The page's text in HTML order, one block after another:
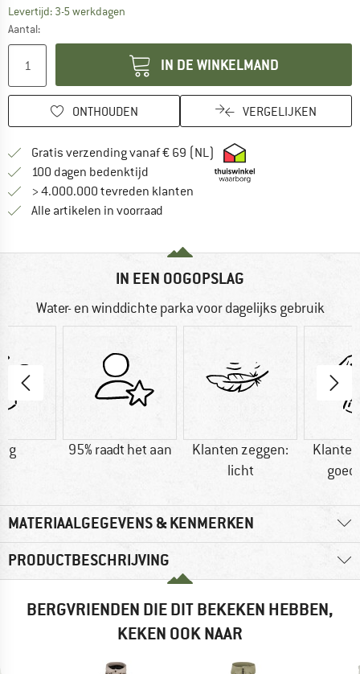
Levertijd: 3-5 werkdagen
Aantal:
IN DE WINKELMAND
ONTHOUDEN VERGELIJKEN
Gratis verzending vanaf € 69 (NL) Vind hier de
100 dagen bedenktijd Vind de betalingsinformatie hier!
> 4.000.000 tevreden klanten
Alle artikelen in voorraad
IN EEN OOGOPSLAG
Water- en winddichte parka voor dagelijks gebruik
g 95% raadt het aan
Klanten zeggen:
licht
goed
MATERIAALGEGEVENS & KENMERKEN
PRODUCTBESCHRIJVING
BERGVRIENDEN DIE DIT BEKEKEN HEBBEN,
KEKEN OOK NAAR